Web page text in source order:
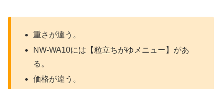
重さが違う。
NW-WA10には【粒立ちがゆメニュー】があ
る。
価格が違う。